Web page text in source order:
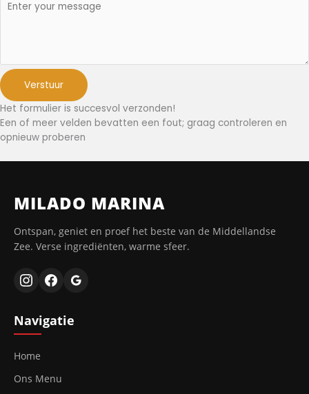
Verstuur
Het formulier is succesvol verzonden!
Een of meer velden bevatten een fout; graag controleren en
opnieuw proberen
MILADO MARINA
Ontspan, geniet en proef het beste van de Middellandse
Zee. Verse ingrediënten, warme sfeer.
Navigatie
Home
Ons Menu